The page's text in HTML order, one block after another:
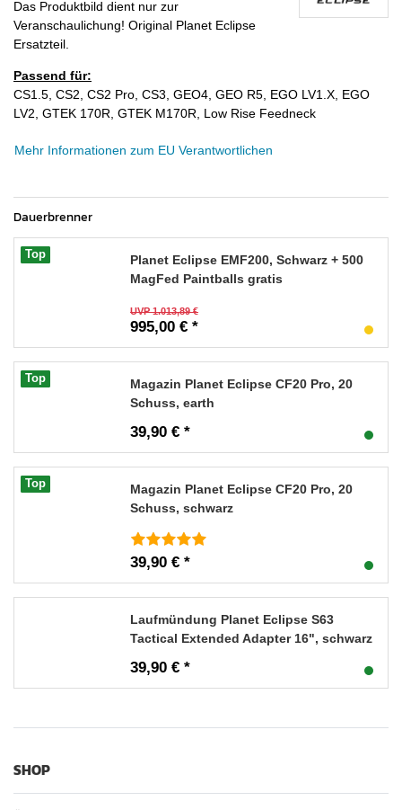
Das Produktbild dient nur zur
Veranschaulichung! Original Planet Eclipse
Ersatzteil.
Passend für:
CS1.5, CS2, CS2 Pro, CS3, GEO4, GEO R5, EGO LV1.X, EGO
LV2, GTEK 170R, GTEK M170R, Low Rise Feedneck
Mehr Informationen zum EU Verantwortlichen
Dauerbrenner
Top
Planet Eclipse EMF200, Schwarz + 500
MagFed Paintballs gratis
UVP 1.013,89 €
995,00 € *
Top
Magazin Planet Eclipse CF20 Pro, 20
Schuss, earth
39,90 € *
Top
Magazin Planet Eclipse CF20 Pro, 20
Schuss, schwarz
39,90 € *
Laufmündung Planet Eclipse S63
Tactical Extended Adapter 16", schwarz
39,90 € *
SHOP